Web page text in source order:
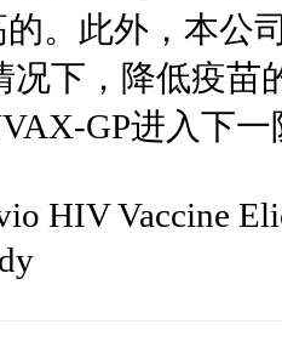
。此外，本公
况下，降低疫苗
GP进入下
HIV Vaccine